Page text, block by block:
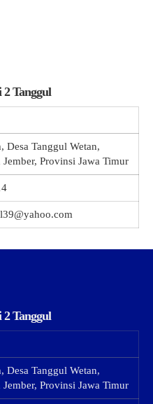
2 Tanggul
Desa Tanggul Wetan,
Provinsi Jawa Timur
2 Tanggul
Desa Tanggul Wetan,
Provinsi Jawa Timur